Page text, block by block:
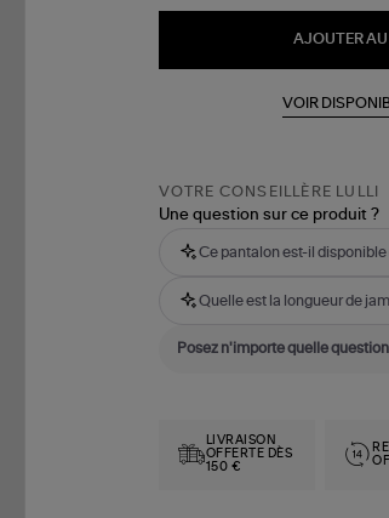
AJOUTER AU
VOIR
VOTRE CONSEILLÈRE LULLI
Une question sur ce produit ?
Ce pantalon est-il
Quelle est la longueur de
LIVRAISON
OFFERTE DÈS
150 €